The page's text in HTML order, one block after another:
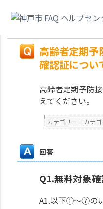
型コロナワクチン）の無料対象確
高齢者定期予
確認証につい
高齢者定期予防
えてください。
カテゴリー : カテ
回答
Q1.無料対象
A1.以下①～⑦の